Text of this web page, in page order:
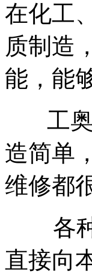
在化工
质制造
能，能
工奥
造简单
维修都
各种
直接向